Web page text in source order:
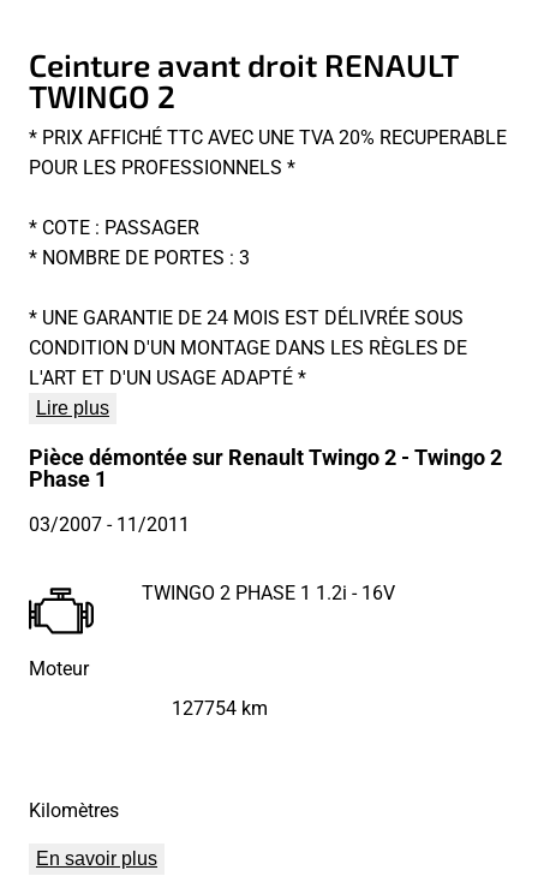
Ceinture avant droit RENAULT
TWINGO 2
* PRIX AFFICHÉ TTC AVEC UNE TVA 20% RECUPERABLE
POUR LES PROFESSIONNELS *
* COTE : PASSAGER
* NOMBRE DE PORTES : 3
* UNE GARANTIE DE 24 MOIS EST DÉLIVRÉE SOUS
CONDITION D'UN MONTAGE DANS LES RÈGLES DE
L'ART ET D'UN USAGE ADAPTÉ *
Lire plus
Pièce démontée sur Renault Twingo 2 - Twingo 2
Phase 1
03/2007- 11/2011
Moteur
TWINGO 2 PHASE 1 1.2i - 16V
Kilomètres
127754 km
En savoir plus